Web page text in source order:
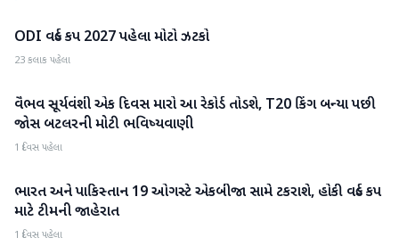
રમતગમત
ODI વર્લ્ડ કપ 2027 પહેલા મોટો ઝટકો
23 કલાક પહેલા
રમતગમત
વૈભવ સૂર્યવંશી એક દિવસ મારો આ રેકોર્ડ તોડશે, T20 કિંગ બન્યા પછી
જોસ બટલરની મોટી ભવિષ્યવાણી
1 દિવસ પહેલા
રમતગમત
ભારત અને પાકિસ્તાન 19 ઓગસ્ટે એકબીજા સામે ટકરાશે, હોકી વર્લ્ડ કપ
માટે ટીમની જાહેરાત
1 દિવસ પહેલા